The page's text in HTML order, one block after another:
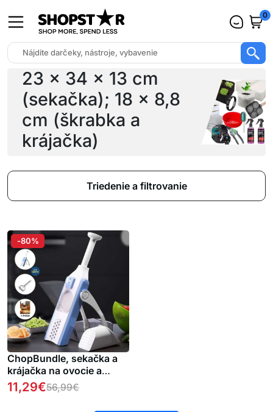
0
23 x 34 x 13 cm
(sekačka); 18 x 8,8
cm (škrabka a
krájačka)
Triedenie a filtrovanie
ChopBundle, sekačka a
krájačka na ovocie a
zeleninu + škrabka a
krájačka ZDARMA + e-
11,29€56,99€
-80%